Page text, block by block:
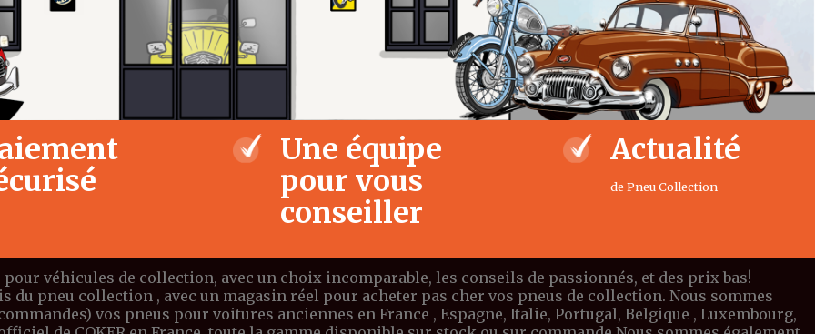
Une équipe
pour vous
conseiller
Actualité
de Pneu Collection
véhicules de collection, avec un choix incomparable, les conseils de passionnés, et des prix bas!
pneu collection , avec un magasin réel pour acheter pas cher vos pneus de collection. Nous sommes
vos pneus pour voitures anciennes en France , Espagne, Italie, Portugal, Belgique , Luxembourg,